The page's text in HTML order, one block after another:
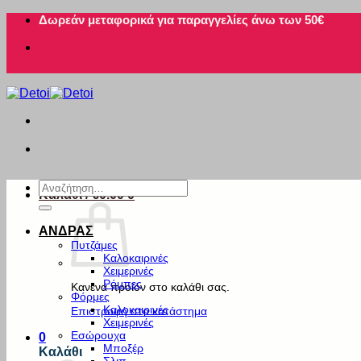
Μετάβαση
περιεχόμενο
Δωρεάν μεταφορικά για παραγγελίες άνω των 50€
Καλάθι /€0.00 0
Κανένα προϊόν στο καλάθι σας.
Επιστροφή στο κατάστημα
0
Καλάθι
Αναζήτηση
για:
ΑΝΔΡΑΣ
Πυτζάμες
Καλοκαιρινές
Χειμερινές
Ρόμπες
Φόρμες
Καλοκαιρινές
Χειμερινές
Εσώρουχα
Μποξέρ